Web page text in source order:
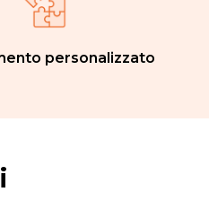
personalizzato